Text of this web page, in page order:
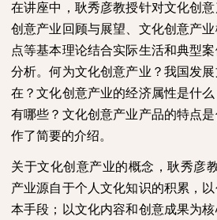
在讲座中，耿秀彦教授针对文化创
创意产业回顾与展望、文化创意产
点等基本理论结合实际生活和典型
分析。何为文化创意产业？我国发
在？文化创意产业的经济属性是什
有哪些？文化创意产业产品的特点
作了简要的介绍。
关于文化创意产业的概念，耿秀彦
产业源自于个人文化知识的积累，
本手段；以文化内容和创意成果为